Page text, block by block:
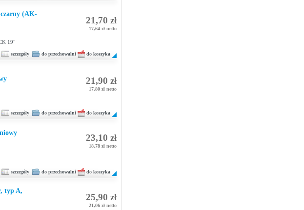
(AK-
21,70 zł
17,64 zł netto
19"
szczegóły do przechowalni do koszyka
21,90 zł
17,80 zł netto
szczegóły do przechowalni do koszyka
23,10 zł
18,78 zł netto
szczegóły do przechowalni do koszyka
typ A,
25,90 zł
21,06 zł netto